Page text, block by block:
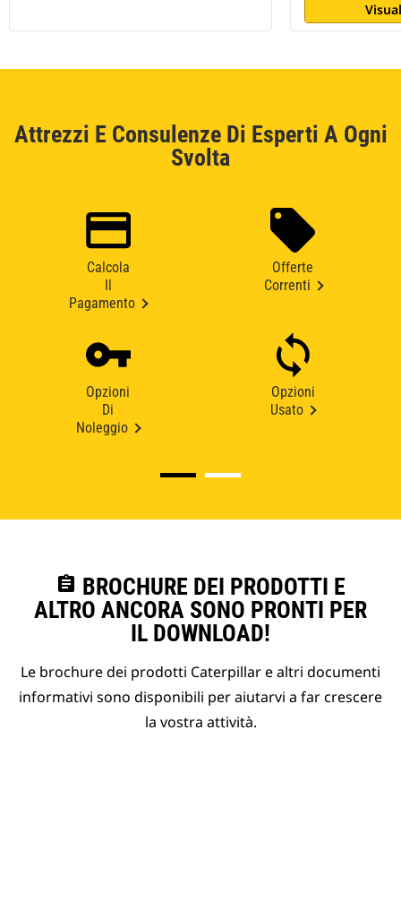
Attrezzi E Consulenze Di Esperti A Ogni
Svolta
Calcola
Pagamento
Offerte
Correnti
Opzioni
Di
Noleggio
Opzioni
Usato
assignment BROCHURE DEI PRODOTTI E
ALTRO ANCORA SONO PRONTI PER
IL DOWNLOAD!
Le brochure dei prodotti Caterpillar e altri documenti
informativi sono disponibili per aiutarvi a far crescere
la vostra attività.